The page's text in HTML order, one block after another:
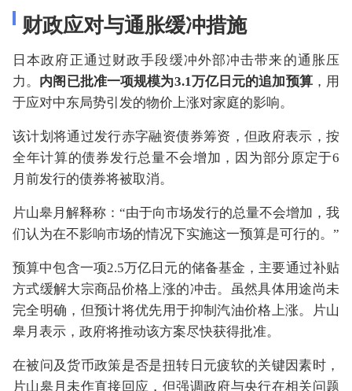
财政应对与通胀缓冲措施
日本政府正通过财政手段缓冲外部冲击带来的通胀压
力。 内阁已批准一项规模为3.1万亿日元的追加预算，用
于应对中东局势引发的物价上涨对家庭的影响。
该计划将通过发行赤字融资债券筹资，但政府表示，按
全年计算的债券发行总量不会增加，因为部分原定于6
月前发行的债券将被取消。
片山皋月解释称：“由于向市场发行的总量不会增加，我
们认为在不影响市场的情况下实施这一预算是可行的。”
预算中包含一项2.5万亿日元的储备基金，主要通过补贴
方式缓解大宗商品价格上涨的冲击。虽然具体用途尚未
完全明确，但预计将优先用于抑制汽油价格上涨。片山
皋月表示，政府将推动该方案尽快获得批准。
在被问及货币政策是否是扭转日元疲软的关键因素时，
片山皋月未作直接回应，但强调政府与央行在相关问题